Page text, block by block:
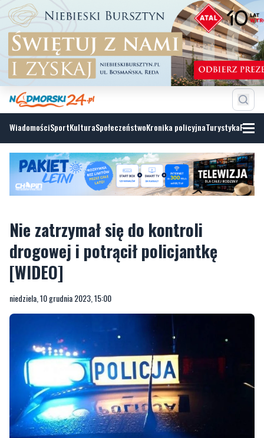
WiadomościSportKulturaSpołeczeństwoKronika policyjnaTurystyka
Nie zatrzymał się do kontroli
drogowej i potrącił policjantkę
[WIDEO]
niedziela, 10 grudnia 2023, 15:00